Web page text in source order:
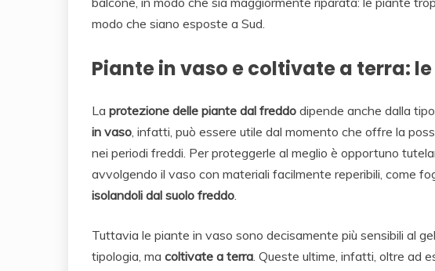
modo che siano esposte a Sud.
Piante in vaso e coltivate a terra:
La protezione delle piante dal freddo dipende anche dalla
in vaso , infatti, può essere utile dal momento che offre la
nei periodi freddi. Per proteggerle al meglio è opportuno
avvolgendo il vaso con materiali facilmente reperibili, come
isolandoli dal suolo freddo
Tuttavia le piante in vaso sono decisamente più sensibili al
tipologia, ma coltivate a terra . Queste ultime, infatti, oltre ad